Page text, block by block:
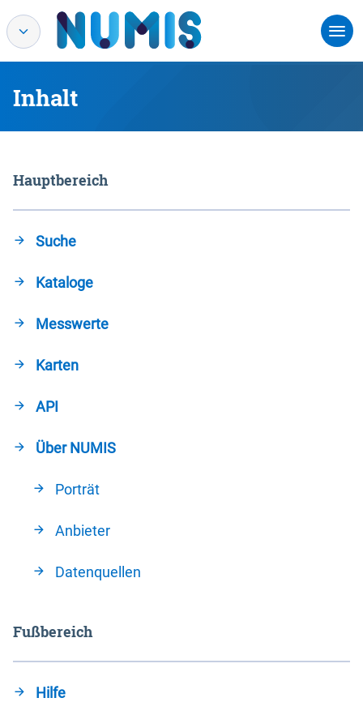
Inhalt
Hauptbereich
Suche
Kataloge
Messwerte
Karten
API
Über NUMIS
Porträt
Anbieter
Datenquellen
Fußbereich
Hilfe